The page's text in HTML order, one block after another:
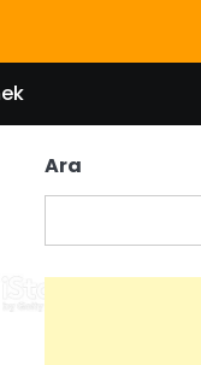
Ara